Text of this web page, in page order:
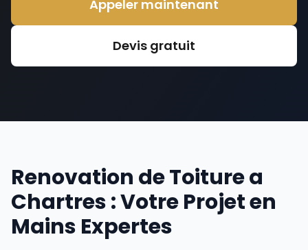
Appeler maintenant
Devis gratuit
Renovation de Toiture a
Chartres : Votre Projet en
Mains Expertes